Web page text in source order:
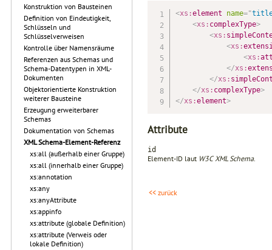
Konstruktion von Bausteinen
Definition von Eindeutigkeit,
Schlüsseln und
Schlüsselverweisen
Kontrolle über Namensräume
Referenzen aus Schemas und
Schema-Datentypen in XML-
Dokumenten
Objektorientierte Konstruktion
weiterer Bausteine
Erzeugung erweiterbarer
Schemas
Dokumentation von Schemas
XML Schema-Element-Referenz
xs:all (außerhalb einer Gruppe)
xs:all (innerhalb einer Gruppe)
xs:annotation
xs:any
xs:anyAttribute
xs:appinfo
xs:attribute (globale Definition)
xs:attribute (Verweis oder
lokale Definition)
<xs:element name="
<xs: complexType>
<xs:
<xs:
<xs:
</xs:
</xs:
</xs: complexType>
</xs:element>
Attribute
id
Element-ID laut W3C XML Schema.
<< zurück